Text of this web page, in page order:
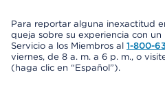
Para reportar alguna inexactitud
queja sobre su experiencia con
Servicio a los Miembros al 1-800-
viernes, de 8 a. m. a 6 p. m., o
(haga clic en “Español”).